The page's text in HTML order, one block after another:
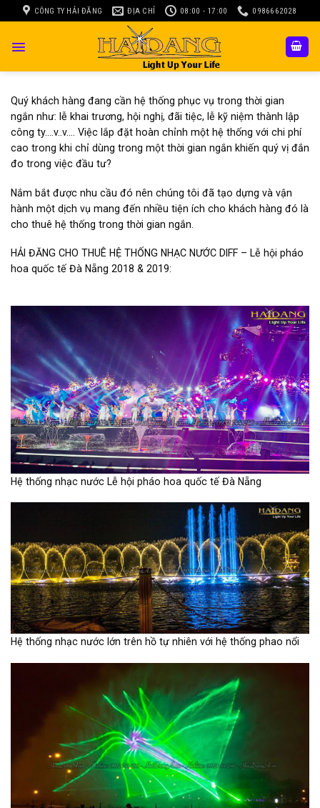
to
CÔNG TY HẢI ĐĂNG ĐỊA CHỈ 08:00 - 17:00 0986662028
Quý khách hàng đang cần hệ thống phục vụ trong thời gian
ngắn như: lễ khai trương, hội nghị, đãi tiệc, lễ kỹ niệm thành lập
công ty….v..v…. Việc lắp đặt hoàn chỉnh một hệ thống với chi phí
cao trong khi chỉ dùng trong một thời gian ngắn khiến quý vị đắn
đo trong việc đầu tư?
Nắm bắt được nhu cầu đó nên chúng tôi đã tạo dựng và vận
hành một dịch vụ mang đến nhiều tiện ích cho khách hàng đó là
cho thuê hệ thống trong thời gian ngắn.
HẢI ĐĂNG CHO THUÊ HỆ THỐNG NHẠC NƯỚC DIFF – Lễ hội pháo
hoa quốc tế Đà Nẵng 2018 & 2019:
Hệ thống nhạc nước Lễ hội pháo hoa quốc tế Đà Nẵng
Hệ thống nhạc nước lớn trên hồ tự nhiên với hệ thống phao nổi